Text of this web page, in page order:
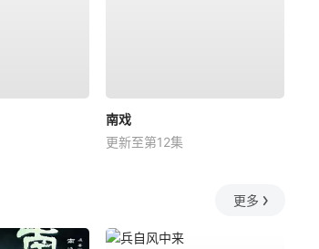
南戏
更新至第12集
更多